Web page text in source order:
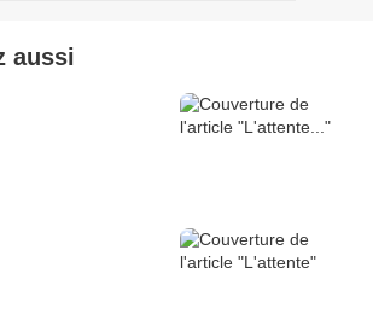
aussi